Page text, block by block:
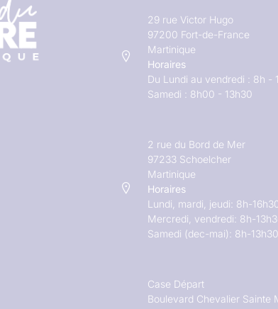
29 rue Victor Hugo
97200 Fort-de-France
Martinique
Horaires
Du Lundi au vendredi : 8h -
Samedi : 8h00 - 13h30
2 rue du Bord de Mer
97233 Schoelcher
Martinique
Horaires
Lundi, mardi, jeudi: 8h-
Mercredi, vendredi: 8h-
Samedi (dec-mai): 8h-13h30
Case Départ
Boulevard Chevalier Sainte